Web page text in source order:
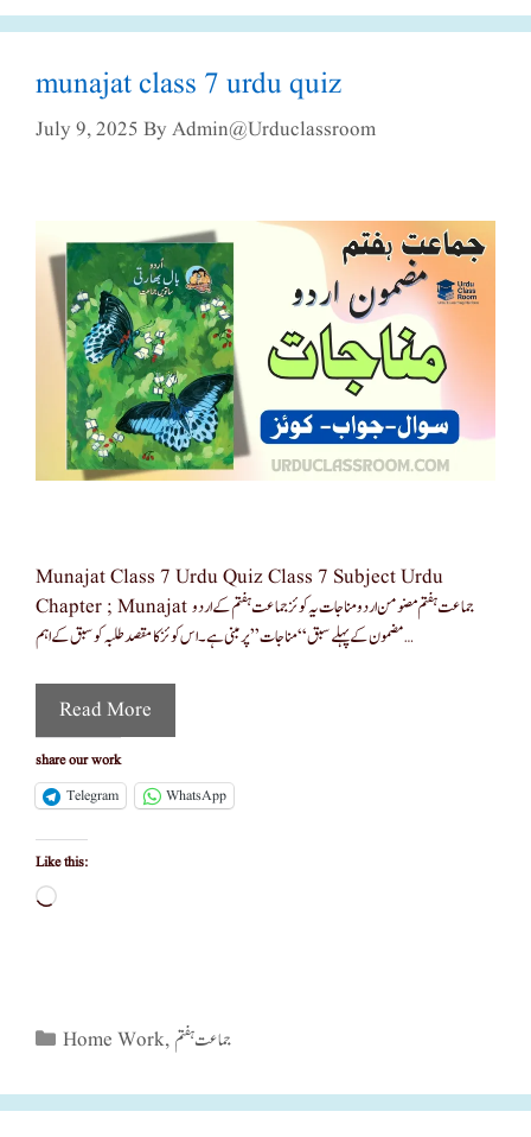
munajat class 7 urdu quiz
July 9, 2025 ByAdmin@urduclassroom
Munajat Class 7 Urdu Quiz Class 7 Subject Urdu
Chapter ; Munajat جماعت ہفتم مضومن اردو مناجات یہ کوئز جماعت ہفتم کے اردو
مضمون کے پہلے سبق “مناجات” پر مبنی ہے۔ اس کوئز کا مقصد طلبہ کو سبق کے اہم …
Read More
share our work
Telegram
WhatsApp
Like this:
Loading…
Categories
Home Work, جماعت ہفتم